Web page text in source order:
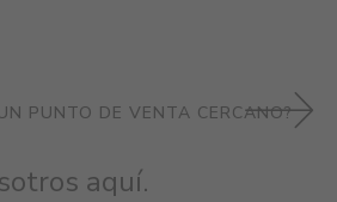
PUNTO DE VENTA CERCANO?
aquí.